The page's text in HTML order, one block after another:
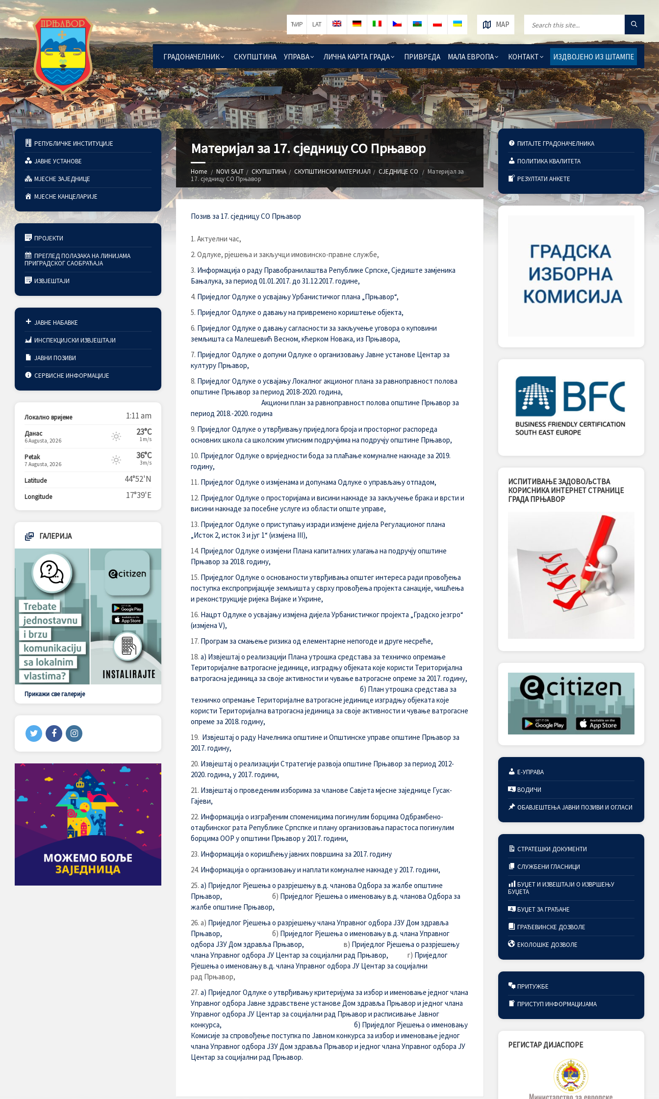
ГРАДОНАЧЕЛНИК СКУПШТИНА УПРАВА ЛИЧНА КАРТА ГРАДА ПРИВРЕДА МАЛА ЕВРОПА КОНТАКТ ИЗДВОЈЕНО ИЗ ШТАМПЕ
MAP
ЋИР LAT
Материјал за 17. сједницу СO Прњавор
Home NOVI SAJT СКУПШТИНА СКУПШТИНСКИ МАТЕРИЈАЛ СЈЕДНИЦЕ СО
Материјал за
17. сједницу СO Прњавор
Позив за 17. сједницу СО Прњавор
Актуелни час,
Одлуке, рјешења и закључци имовинско-правне службе,
Информација о раду Правобранилаштва Републике Српске, Сједиште замјеника
Бањалука, за период 01.01.2017. до 31.12.2017. године,
Приједлог Одлуке о усвајању Урбанистичког плана „Прњавор“,
Приједлог Одлуке о давању на привремено кориштење објекта,
Приједлог Одлуке о давању сагласности за закључење уговора о куповини
земљишта са Малешевић Весном, кћерком Новака, из Прњавора,
Приједлог Одлуке о допуни Одлуке о организовању Јавне установе Центар за
културу Прњавор,
Приједлог Одлуке о усвајању Локалног акционог плана за равноправност полова
општине Прњавор за период 2018-2020. година,
Aкциони план за равноправност полова општине Прњавор за
период 2018.-2020. година
Приједлог Одлуке о утврђивању приједлога броја и просторног распореда
основних школа са школским уписним подручјима на подручју општине Прњавор,
Приједлог Одлуке о вриједности бода за плаћање комуналне накнаде за 2019.
годину,
Приједлог Одлуке о измјенама и допунама Одлуке о управљању отпадом,
Приједлог Одлуке о просторијама и висини накнаде за закључење брака и врсти и
висини накнаде за посебне услуге из области опште управе,
Приједлог Одлуке о приступању изради измјене дијела Регулационог плана
„Исток 2, исток 3 и југ 1“ (измјена III),
Приједлог Одлуке о измјени Плана капиталних улагања на подручју општине
Прњавор за 2018. годину,
Приједлог Одлуке о основаности утврђивања општег интереса ради провођења
поступка експропријације земљишта у сврху провођења пројекта санације, чишћења
и реконструкције ријека Вијаке и Укрине,
Нацрт Одлуке о усвајању измјена дијела Урбанистичког пројекта „Градско језгро“
(измјена V),
Програм за смањење ризика од елементарне непогоде и друге несреће,
а) Извјештај о реализацији Плана утрошка средстава за техничко опремање
Територијалне ватрогасне јединице, изградњу објеката које користи Територијална
ватрогасна јединица за своје активности и чување ватрогасне опреме за 2017. годину,
б) План утрошка средстава за
техничко опремање Територијалне ватрогасне јединице изградњу објеката које
користи Територијална ватрогасна јединица за своје активности и чување ватрогасне
опреме за 2018. годину,
Извјештај о раду Начелника општине и Општинске управе општине Прњавор за
2017. годину,
Извјештај о реализацији Стратегије развоја општине Прњавор за период 2012-
2020. година, у 2017. години,
Извјештај о проведеним изборима за чланове Савјета мјесне заједнице Гусак-
Гајеви,
Информација о изграђеним споменицима погинулим борцима Одбрамбено-
отаџбинског рата Републике Српспке и плану организовања парастоса погинулим
борцима ООР у општини Прњавор у 2017. години,
Информација о коришћењу јавних површина за 2017. годину
Информација о организовању и наплати комуналне накнаде у 2017. години,
а) Приједлог Рјешења о разрјешењу в.д. чланова Одбора за жалбе општине
Прњавор, б) Приједлог Рјешења о именовању в.д. чланова Одбора за
жалбе општине Прњавор,
а) Приједлог Рјешења о разрјешењу члана Управног одбора ЈЗУ Дом здравља
Прњавор, б) Приједлог Рјешења о именовању в.д. члана Управног
одбора ЈЗУ Дом здравља Прњавор,
в) Приједлог Рјешења о разрјешењу
члана Управног одбора ЈУ Центар за социјални рад Прњавор,
г) Приједлог
Рјешења о именовању в.д. члана Управног одбора ЈУ Центар за социјални
рад Прњавор,
а) Приједлог Одлуке о утврђивању критеријума за избор и именовање једног члана
Управног одбора Јавне здравствене установе Дом здравља Прњавор и једног члана
Управног одбора ЈУ Центар за социјални рад Прњавор и расписивање Јавног
конкурса,
б) Приједлог Рјешења о именовању
Комисије за спровођење поступка по Јавном конкурса за избор и именовање једног
члана Управног одбора ЈЗУ Дом здравља Прњавор и једног члана Управног одбора ЈУ
Центар за социјални рад Прњавор.
РЕПУБЛИЧКЕ ИНСТИТУЦИЈЕ
ЈАВНЕ УСТАНОВЕ
МЈЕСНЕ ЗАЈЕДНИЦЕ
МЈЕСНЕ КАНЦЕЛАРИЈЕ
ПРОЈЕКТИ
ПРЕГЛЕД ПОЛАЗАКА НА ЛИНИЈАМА
ПРИГРАДСКОГ САОБРАЋАЈА
ИЗВЈЕШТАЈИ
ЈАВНЕ НАБАВКЕ
ИНСПЕКЦИЈСКИ ИЗВЈЕШТАЈИ
ЈАВНИ ПОЗИВИ
СЕРВИСНЕ ИНФОРМАЦИЈЕ
Локално вријеме 1:11 am
Данас
6 Augusta, 2026
23°C
1m/s
Petak
7 Augusta, 2026
36°C
3m/s
Latitude 44°52'N
Longitude 17°39'E
ГАЛЕРИЈА
Прикажи све галерије
ПИТАЈТЕ ГРАДОНАЧЕЛНИКА
ПОЛИТИКА КВАЛИТЕТА
РЕЗУЛТАТИ АНКЕТЕ
ИСПИТИВАЊЕ ЗАДОВОЉСТВА
КОРИСНИКА ИНТЕРНЕТ СТРАНИЦЕ
ГРАДА ПРЊАВОР
Е-УПРАВА
ВОДИЧИ
ОБАВЈЕШТЕЊА ЈАВНИ ПОЗИВИ И ОГЛАСИ
СТРАТЕШКИ ДОКУМЕНТИ
СЛУЖБЕНИ ГЛАСНИЦИ
БУЏЕТ И ИЗВЕШТАЈИ О ИЗВРШЕЊУ
БУЏЕТА
БУЏЕТ ЗА ГРАЂАНЕ
ГРАЂЕВИНСКЕ ДОЗВОЛЕ
ЕКОЛОШКЕ ДОЗВОЛЕ
ПРИТУЖБЕ
ПРИСТУП ИНФОРМАЦИЈАМА
РЕГИСТАР ДИЈАСПОРЕ